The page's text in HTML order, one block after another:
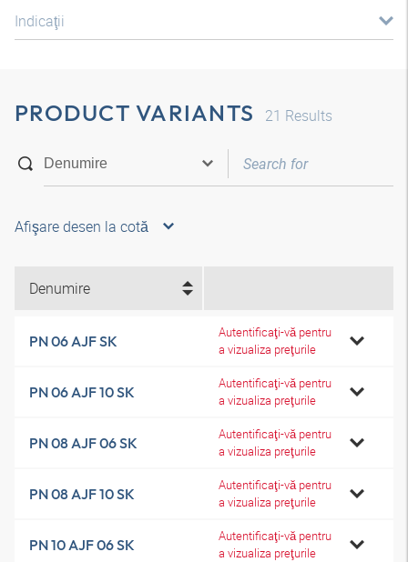
Indicaţii
PRODUCT VARIANTS 21 Results
Afişare desen la cotă
Denumire
PN 06 AJF SK
Autentificaţi-vă pentru
a vizualiza preţurile
PN 06 AJF 10 SK
Autentificaţi-vă pentru
a vizualiza preţurile
PN 08 AJF 06 SK
Autentificaţi-vă pentru
a vizualiza preţurile
PN 08 AJF 10 SK
Autentificaţi-vă pentru
a vizualiza preţurile
PN 10 AJF 06 SK
Autentificaţi-vă pentru
a vizualiza preţurile